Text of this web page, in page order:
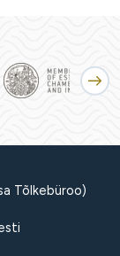
Tõlkebüroo)